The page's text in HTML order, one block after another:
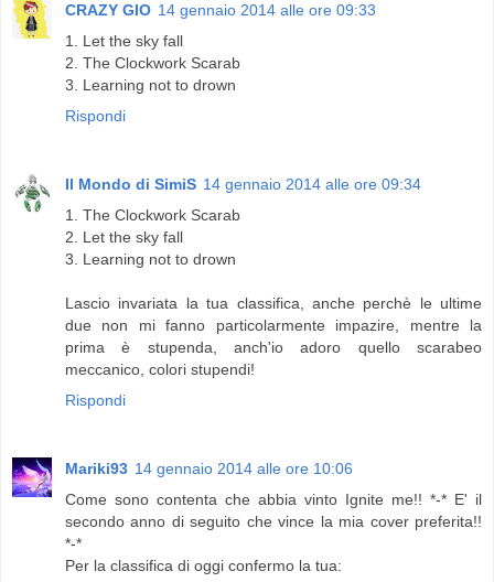
CRAZY GIO 14 gennaio 2014 alle ore 09:33
1. Let the sky fall
2. The Clockwork Scarab
3. Learning not to drown
Rispondi
Il Mondo di SimiS 14 gennaio 2014 alle ore 09:34
1. The Clockwork Scarab
2. Let the sky fall
3. Learning not to drown
Lascio invariata la tua classifica, anche perchè le ultime
due non mi fanno particolarmente impazire, mentre la
prima è stupenda, anch'io adoro quello scarabeo
meccanico, colori stupendi!
Rispondi
Mariki93 14 gennaio 2014 alle ore 10:06
Come sono contenta che abbia vinto Ignite me!! *-* E' il
secondo anno di seguito che vince la mia cover preferita!!
*-*
Per la classifica di oggi confermo la tua: